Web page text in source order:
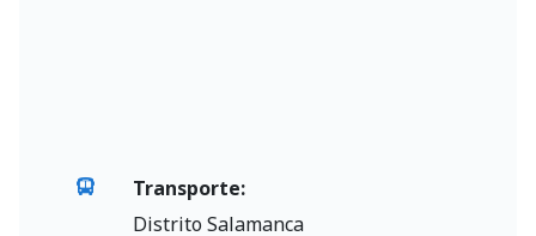
Transporte:
Distrito Salamanca